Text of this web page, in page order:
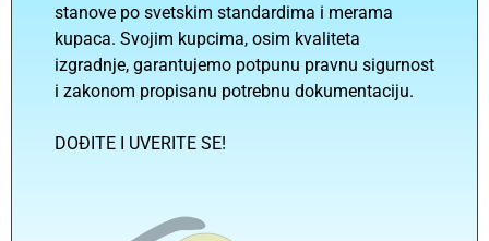
stanove po svetskim standardima i merama
kupaca. Svojim kupcima, osim kvaliteta
izgradnje, garantujemo potpunu pravnu sigurnost
i zakonom propisanu potrebnu dokumentaciju.
DOĐITE I UVERITE SE!